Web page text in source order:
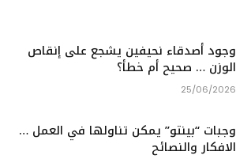
وجود أصدقاء نحيفين يشجع على إنقاص
الوزن … صحيح أم خطأ؟
25/06/2026
وجبات “بينتو” يمكن تناولها في العمل …
الافكار والنصائح